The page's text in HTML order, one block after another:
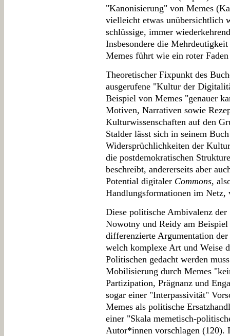
"Kanonisierung" von Memes
vielleicht etwas unübersichtlich
schlüssige, immer
Insbesondere die
Memes führt wie ein roter
Theoretischer Fixpunkt des
ausgerufene "Kultur der
Beispiel von Memes "genauer
Motiven, Narrativen sowie
Kulturwissenschaften auf den
Stalder lässt sich in seinem
Widersprüchlichkeiten der
die postdemokratischen
beschreibt, andererseits aber
Potential digitaler Commons,
Handlungsformationen im Netz,
Diese politische Ambivalenz
Nowotny und Reidy am
differenzierte Argumentation
welch komplexe Art und Weise
Politischen gedacht werden
Mobilisierung durch Memes
Partizipation, Prägnanz und
sogar einer "Interpassivität"
Memes als politische
einer "Skala memetisch-
Autor*innen vorschlagen (120).